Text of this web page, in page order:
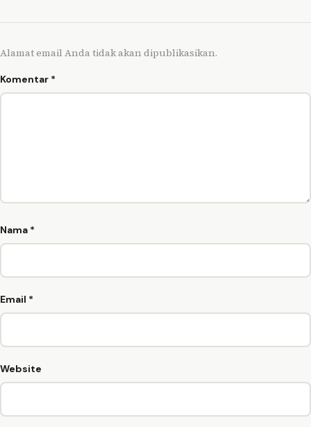
Alamat email Anda tidak akan dipublikasikan.
Komentar *
Nama *
Email *
Website